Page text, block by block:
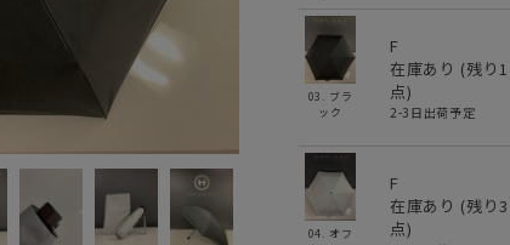
03. ブラ
ック
F
在庫あり (残り1
点)
2-3日出荷予定
04. オフ
F
在庫あり (残り3
点)